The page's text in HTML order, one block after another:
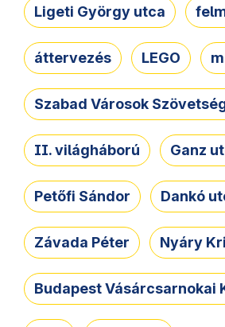
Ligeti György utca
áttervezés LEGO
Szabad Városok
II. világháború Ganz
Petőfi Sándor Dankó
Závada Péter Nyáry
Budapest Vásárcsarnokai